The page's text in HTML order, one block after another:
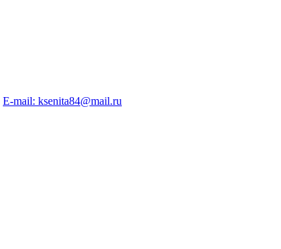
E-mail: ksenita84@mail.ru